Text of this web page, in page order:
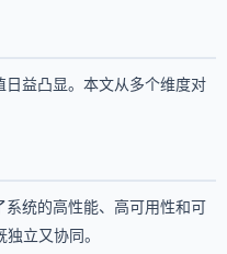
益凸显。本文从多个维度对
统的高性能、高可用性和可
立又协同。